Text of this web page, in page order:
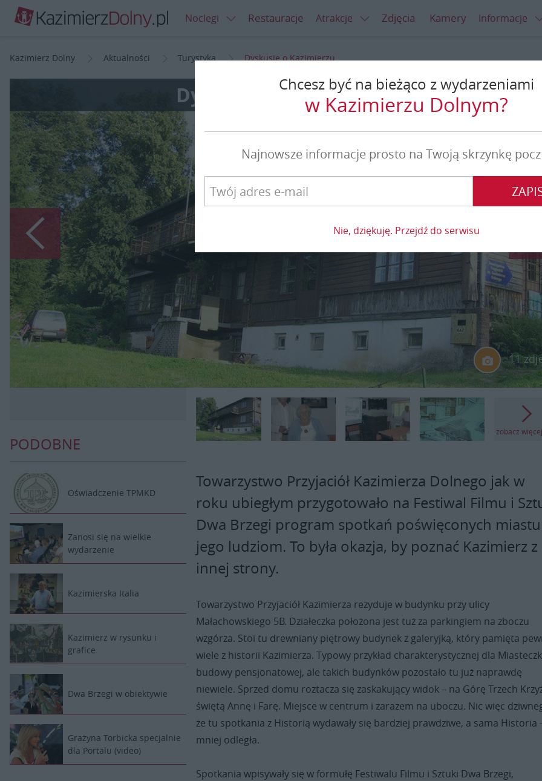
Noclegi Restauracje Atrakcje Zdjęcia Kamery Informacje
Kazimierz Dolny Aktualności Turystyka Dyskusje o Kazimierzu
Dyskusje o Kazimierzu
11
Poprzedni
PODOBNE
Oświadczenie TPMKD
Zanosi się na wielkie
wydarzenie
Kazimierska Italia
Kazimierz w rysunku i
grafice
Dwa Brzegi w obiektywie
Grażyna Torbicka specjalnie
dla Portalu (video)
zobacz więcej
Towarzystwo Przyjaciół Kazimierza Dolnego jak w
roku ubiegłym przygotowało na Festiwal Filmu i
Dwa Brzegi program spotkań poświęconych
jego ludziom. To była okazja, by poznać Kazimierz z
innej strony.
Towarzystwo Przyjaciół Kazimierza rezyduje w budynku przy ulicy
Małachowskiego 5B. Działeczka położona jest tuż za parkingiem na zboczu
wzgórza. Stoi tu drewniany piętrowy budynek z galeryjką, który pamięta
wiele z historii Kazimierza. Typowy przykład charakterystycznej dla
budowy pensjonatowej, ale takich budynków pozostało tu już naprawdę
niewiele. Sprzed domu roztacza się zaskakujący widok – na Górę Trzech
świętą Annę i Farę. Miejsce w centrum i zarazem na uboczu. Nic więc
że tu spotkania z Historią wydawały się bardziej prawdziwe, a sama Historia
mniej odległa.
Spotkania wpisywały się w formułę Festiwalu Filmu i Sztuki Dwa Brzegi,
Chcesz być na bieżąco z wydarzeniami
w Kazimierzu Dolnym?
Najnowsze informacje prosto na Twoją skrzynkę
Nie, dziękuję. Przejdź do serwisu